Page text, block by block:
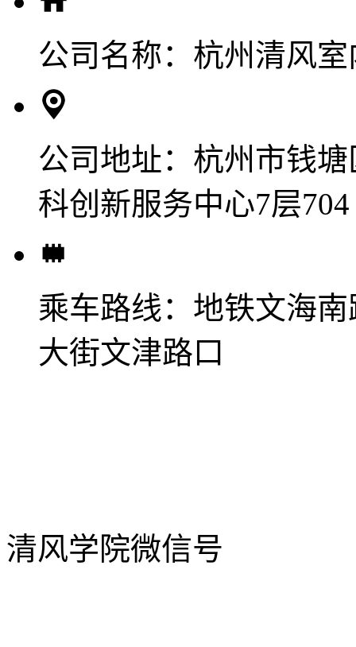
公司名称： 杭州清风
公司地址： 杭州市钱
科创新服务中心7层704
乘车路线： 地铁文海
大街文津路口
清风学院微信号